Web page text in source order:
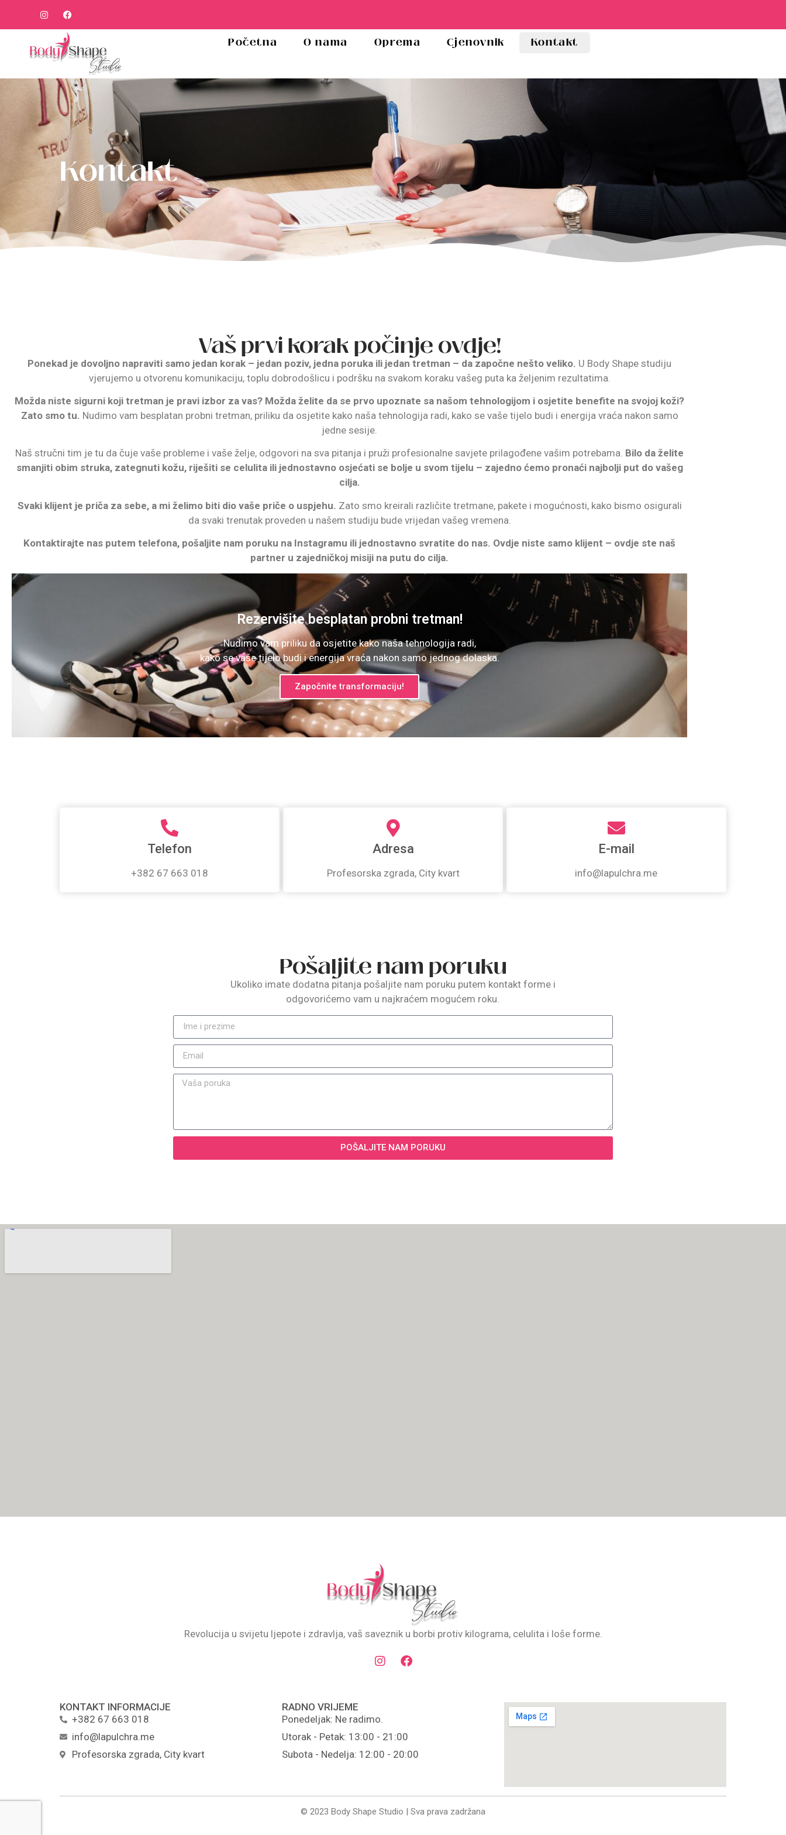
Početna O nama Oprema Cjenovnik Kontakt
Kontakt
Vaš prvi korak počinje ovdje!
Ponekad je dovoljno napraviti samo jedan korak – jedan poziv, jedna poruka ili jedan tretman – da započne nešto veliko. U Body Shape studiju
vjerujemo u otvorenu komunikaciju, toplu dobrodošlicu i podršku na svakom koraku vašeg puta ka željenim rezultatima.
Možda niste sigurni koji tretman je pravi izbor za vas? Možda želite da se prvo upoznate sa našom tehnologijom i osjetite benefite na svojoj koži?
Zato smo tu. Nudimo vam besplatan probni tretman, priliku da osjetite kako naša tehnologija radi, kako se vaše tijelo budi i energija vraća nakon samo
jedne sesije.
Naš stručni tim je tu da čuje vaše probleme i vaše želje, odgovori na sva pitanja i pruži profesionalne savjete prilagođene vašim potrebama. Bilo da želite
smanjiti obim struka, zategnuti kožu, riješiti se celulita ili jednostavno osjećati se bolje u svom tijelu – zajedno ćemo pronaći najbolji put do vašeg
cilja.
Svaki klijent je priča za sebe, a mi želimo biti dio vaše priče o uspjehu. Zato smo kreirali različite tretmane, pakete i mogućnosti, kako bismo osigurali
da svaki trenutak proveden u našem studiju bude vrijedan vašeg vremena.
Kontaktirajte nas putem telefona, pošaljite nam poruku na Instagramu ili jednostavno svratite do nas. Ovdje niste samo klijent – ovdje ste naš
partner u zajedničkoj misiji na putu do cilja.
Rezervišite besplatan probni tretman!
Nudimo vam priliku da osjetite kako naša tehnologija radi,
kako se vaše tijelo budi i energija vraća nakon samo jednog dolaska.
Započnite transformaciju!
Telefon
+382 67 663 018
Adresa
Profesorska zgrada, City kvart
E-mail
info@lapulchra.me
Pošaljite nam poruku
Ukoliko imate dodatna pitanja pošaljite nam poruku putem kontakt forme i
odgovorićemo vam u najkraćem mogućem roku.
POŠALJITE NAM PORUKU
Revolucija u svijetu ljepote i zdravlja, vaš saveznik u borbi protiv kilograma, celulita i loše forme.
KONTAKT INFORMACIJE
+382 67 663 018
info@lapulchra.me
Profesorska zgrada, City kvart
RADNO VRIJEME
Ponedeljak: Ne radimo.
Utorak - Petak: 13:00 - 21:00
Subota - Nedelja: 12:00 - 20:00
© 2023 Body Shape Studio | Sva prava zadržana